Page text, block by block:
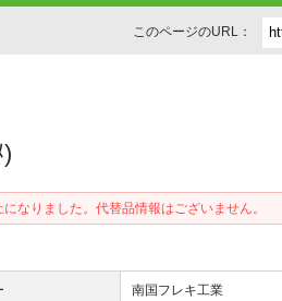
このページのURL：
になりました。代替品情報はございません。
南国フレキ工業